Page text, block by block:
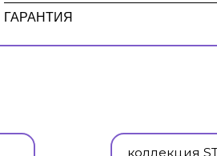
ГАРАНТИЯколлекция START